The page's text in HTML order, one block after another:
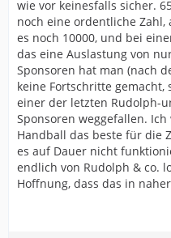
wie vor keinesfalls sicher.
noch eine ordentliche Zahl,
es noch 10000, und bei
das eine Auslastung von
Sponsoren hat man (nach
keine Fortschritte
einer der letzten Rudolph-
Sponsoren weggefallen.
Handball das beste für die
es auf Dauer nicht
endlich von Rudolph & co.
Hoffnung, dass das in